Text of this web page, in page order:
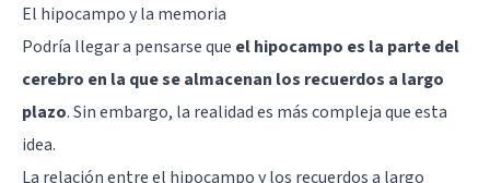
El hipocampo y la memoria
Podría llegar a pensarse que el hipocampo es la parte del
cerebro en la que se almacenan los recuerdos a largo
plazo. Sin embargo, la realidad es más compleja que esta
idea.
La relación entre el hipocampo y los recuerdos a largo